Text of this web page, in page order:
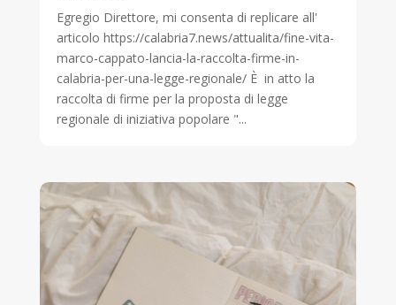
Egregio Direttore, mi consenta di replicare all'
articolo https://calabria7.news/attualita/fine-vita-
marco-cappato-lancia-la-raccolta-firme-in-
calabria-per-una-legge-regionale/ È in atto la
raccolta di firme per la proposta di legge
regionale di iniziativa popolare "...